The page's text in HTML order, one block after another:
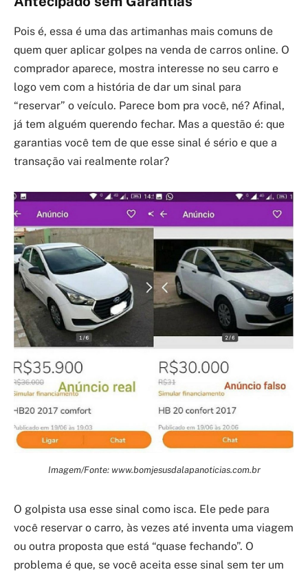
Pois é, essa é uma das artimanhas mais comuns de
quem quer aplicar golpes na venda de carros online. O
comprador aparece, mostra interesse no seu carro e
logo vem com a história de dar um sinal para
“reservar” o veículo. Parece bom pra você, né? Afinal,
já tem alguém querendo fechar. Mas a questão é: que
garantias você tem de que esse sinal é sério e que a
transação vai realmente rolar?
Imagem/Fonte: www.bomjesusdalapanoticias.com.br
O golpista usa esse sinal como isca. Ele pede para
você reservar o carro, às vezes até inventa uma viagem
ou outra proposta que está “quase fechando”. O
problema é que, se você aceita esse sinal sem ter um